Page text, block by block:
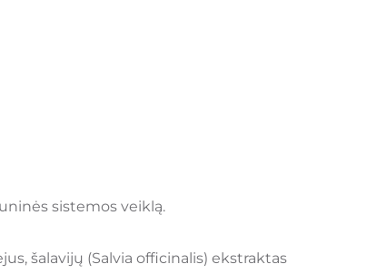
sistemos veiklą.
šalavijų (Salvia officinalis) ekstraktas